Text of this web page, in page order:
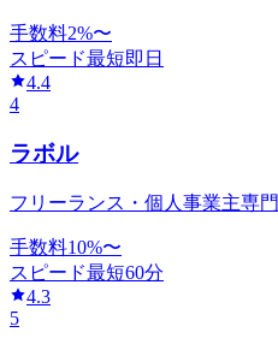
手数料2%〜
スピード最短即日
4.4
4
ラボル
フリーランス・個人事業主専門
手数料10%〜
スピード最短60分
4.3
5